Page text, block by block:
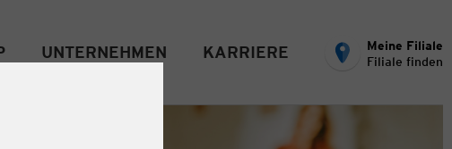
UNTERNEHMEN KARRIERE
Meine Filiale
Filiale finden